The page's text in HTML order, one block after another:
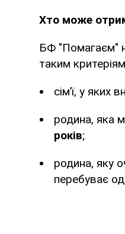
Хто може
БФ "Помагаєм"
таким
сімʼї, у яких
родина, яка
років;
родина, яку
перебуває